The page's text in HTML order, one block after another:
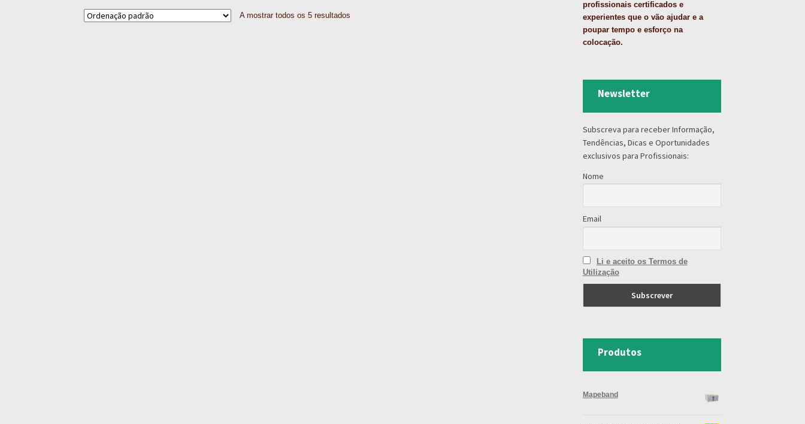
A mostrar todos os 5 resultados
profissionais certificados e
experientes que o vão ajudar e a
poupar tempo e esforço na
colocação.
Newsletter
Subscreva para receber Informação,
Tendências, Dicas e Oportunidades
exclusivos para Profissionais:
Nome
Email
Li e aceito os Termos de
Utilização
Produtos
Mapeband